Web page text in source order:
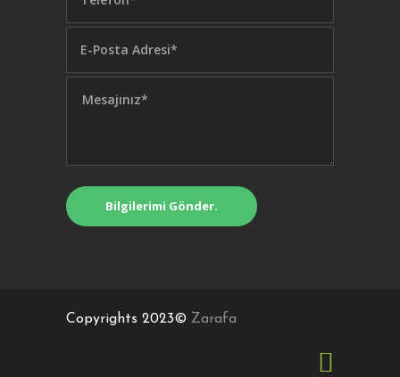
Copyrights 2023© Zarafa